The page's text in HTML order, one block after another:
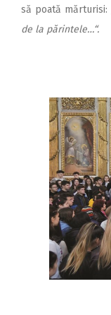
să poată mărturisi:
de la părintele…“.